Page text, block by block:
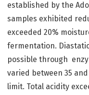
established by the
samples exhibited
exceeded 20%
fermentation.
possible through
varied between 35
limit. Total acidity